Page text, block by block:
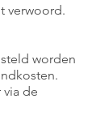
verwoord.
worden
de